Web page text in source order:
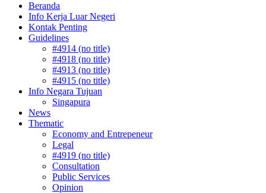
Beranda
Info Kerja Luar Negeri
Kontak Penting
Guidelines
#4914 (no title)
#4918 (no title)
#4913 (no title)
#4915 (no title)
Info Negara Tujuan
Singapura
News
Thematic
Economy and Entrepeneur
Legal
#4919 (no title)
Consultation
Public Services
Opinion